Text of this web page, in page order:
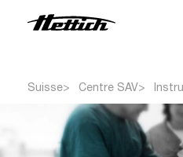
Applications
Marques
Suisse Centre SAV